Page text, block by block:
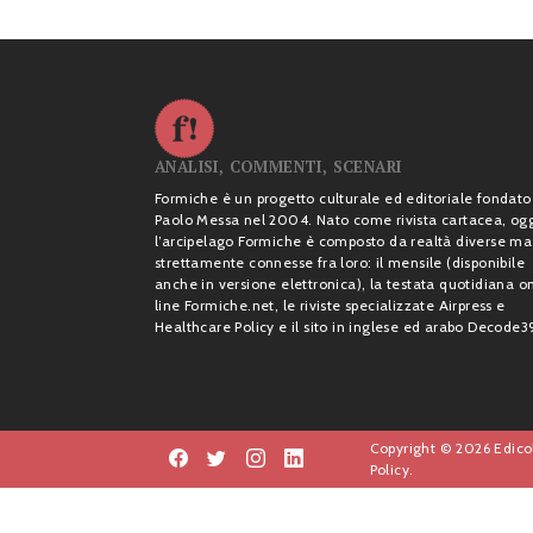
ANALISI, COMMENTI, SCENARI
Formiche è un progetto culturale ed editoriale fondato
Paolo Messa nel 2004. Nato come rivista cartacea,
l’arcipelago Formiche è composto da realtà diverse ma
strettamente connesse fra loro: il mensile (disponibile
anche in versione elettronica), la testata quotidiana
line Formiche.net, le riviste specializzate Airpress e
Healthcare Policy e il sito in inglese ed arabo
Copyright © 2026
Policy.